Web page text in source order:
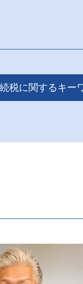
税に関するキー
いくらから 配偶者
対策
いくらからかかる